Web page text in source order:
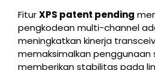
FiturXPS patent pending
pengkodean multi-channel
meningkatkan kinerja
memaksimalkan penggunaan
memberikan stabilitas pada